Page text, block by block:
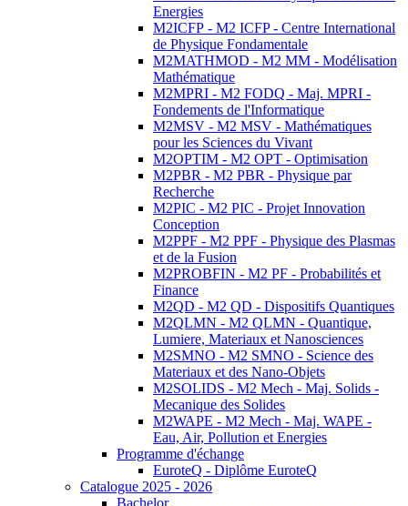
Energies
M2ICFP - M2 ICFP - Centre International
de Physique Fondamentale
M2MATHMOD - M2 MM - Modélisation
Mathématique
M2MPRI - M2 FODQ - Maj. MPRI -
Fondements de l'Informatique
M2MSV - M2 MSV - Mathématiques
pour les Sciences du Vivant
M2OPTIM - M2 OPT - Optimisation
M2PBR - M2 PBR - Physique par
Recherche
M2PIC - M2 PIC - Projet Innovation
Conception
M2PPF - M2 PPF - Physique des Plasmas
et de la Fusion
M2PROBFIN - M2 PF - Probabilités et
Finance
M2QD - M2 QD - Dispositifs Quantiques
M2QLMN - M2 QLMN - Quantique,
Lumiere, Materiaux et Nanosciences
M2SMNO - M2 SMNO - Science des
Materiaux et des Nano-Objets
M2SOLIDS - M2 Mech - Maj. Solids -
Mecanique des Solides
M2WAPE - M2 Mech - Maj. WAPE -
Eau, Air, Pollution et Energies
Programme d'échange
EuroteQ - Diplôme EuroteQ
Catalogue 2025 - 2026
Bachelor